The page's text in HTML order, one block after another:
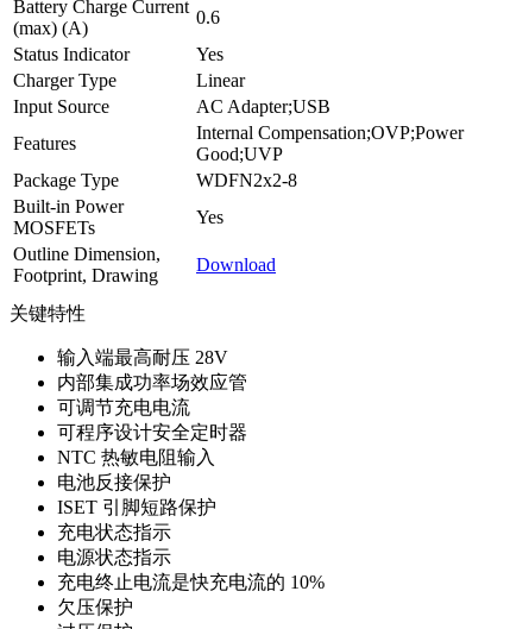
Battery Charge Current
(max) (A)
0.6
Status Indicator
Yes
Charger Type
Linear
Input Source
AC Adapter;USB
Features
Internal Compensation;OVP;Power
Good;UVP
Package Type
WDFN2x2-8
Built-in Power
MOSFETs
Yes
Outline Dimension,
Footprint, Drawing
Download
关键特性
输入端最高耐压 28V
内部集成功率场效应管
可调节充电电流
可程序设计安全定时器
NTC 热敏电阻输入
电池反接保护
ISET 引脚短路保护
充电状态指示
电源状态指示
充电终止电流是快充电流的 10%
欠压保护